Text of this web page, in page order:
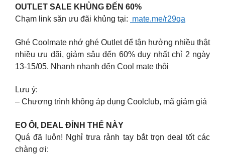
OUTLET SALE KHỦNG ĐẾN 60%
Chạm link săn ưu đãi khủng tại: mate.me/r29qa
Ghé Coolmate nhớ ghé Outlet để tận hưởng nhiều thật
nhiều ưu đãi, giảm sâu đến 60% duy nhất chỉ 2 ngày
13-15/05. Nhanh nhanh đến Cool mate thôi
Lưu ý:
– Chương trình không áp dụng Coolclub, mã giảm giá
EO ÔI, DEAL ĐỈNH THẾ NÀY
Quá đã luôn! Nghỉ trưa rảnh tay bắt trọn deal tốt các
chàng ơi: